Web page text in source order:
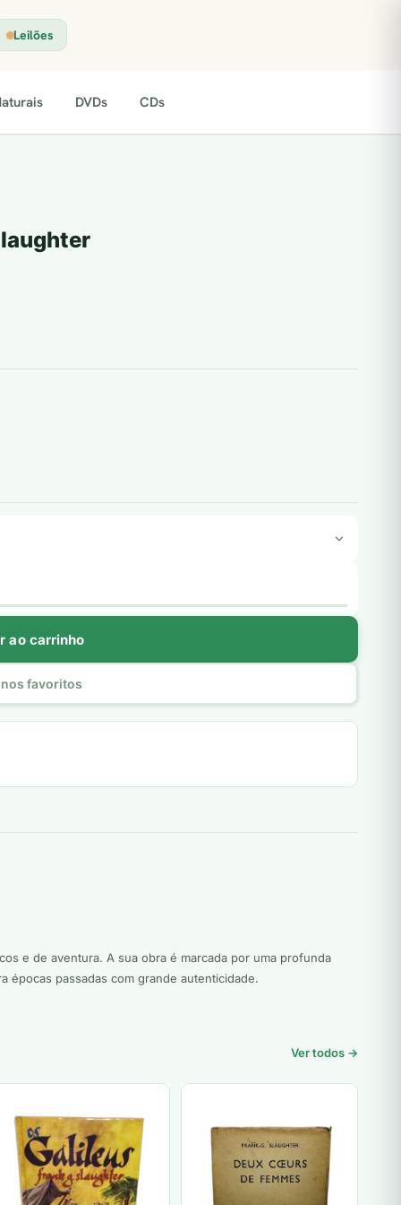
Leilões
DVDs CDs
ao carrinho
favoritos
e de aventura. A sua obra é marcada por uma profunda
épocas passadas com grande autenticidade.
Ver todos →